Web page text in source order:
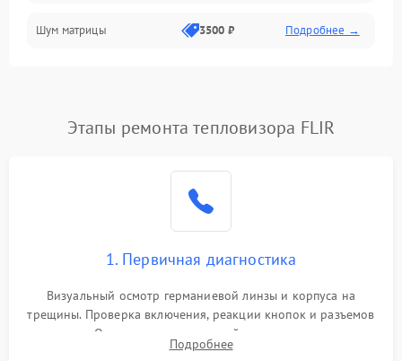
Проблемы питания
Сбои коммуникаций и интерфейсов
Экран (дисплей)
Шум матрицы 3500 ₽ Подробнее →
Этапы ремонта тепловизора FLIR
1. Первичная диагностика
Визуальный осмотр германиевой линзы и корпуса на
трещины. Проверка включения, реакции кнопок и разъемов
зарядки. Оценка вывода тепловой сигнатуры на экран,
проверка базовых функций и считывание системных
Подробнее